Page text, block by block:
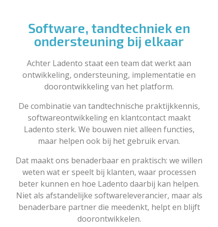
Software, tandtechniek en
ondersteuning bij elkaar
Achter Ladento staat een team dat werkt aan
ontwikkeling, ondersteuning, implementatie en
doorontwikkeling van het platform.
De combinatie van tandtechnische praktijkkennis,
softwareontwikkeling en klantcontact maakt
Ladento sterk. We bouwen niet alleen functies,
maar helpen ook bij het gebruik ervan.
Dat maakt ons benaderbaar en praktisch: we willen
weten wat er speelt bij klanten, waar processen
beter kunnen en hoe Ladento daarbij kan helpen.
Niet als afstandelijke softwareleverancier, maar als
benaderbare partner die meedenkt, helpt en blijft
doorontwikkelen.